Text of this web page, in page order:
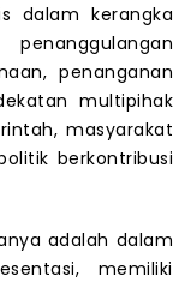
dalam kerangka
penanganan
multipihak
masyarakat
berkontribusi
adalah dalam
memiliki